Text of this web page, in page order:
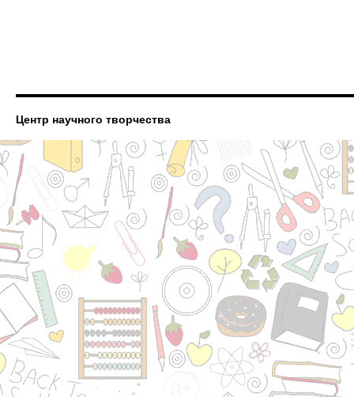
Центр научного творчества